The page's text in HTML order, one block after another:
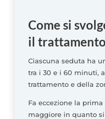
Come si
il
Ciascuna seduta ha
tra i 30 e i 60 minuti,
trattamento e della
Fa eccezione la
maggiore in quanto